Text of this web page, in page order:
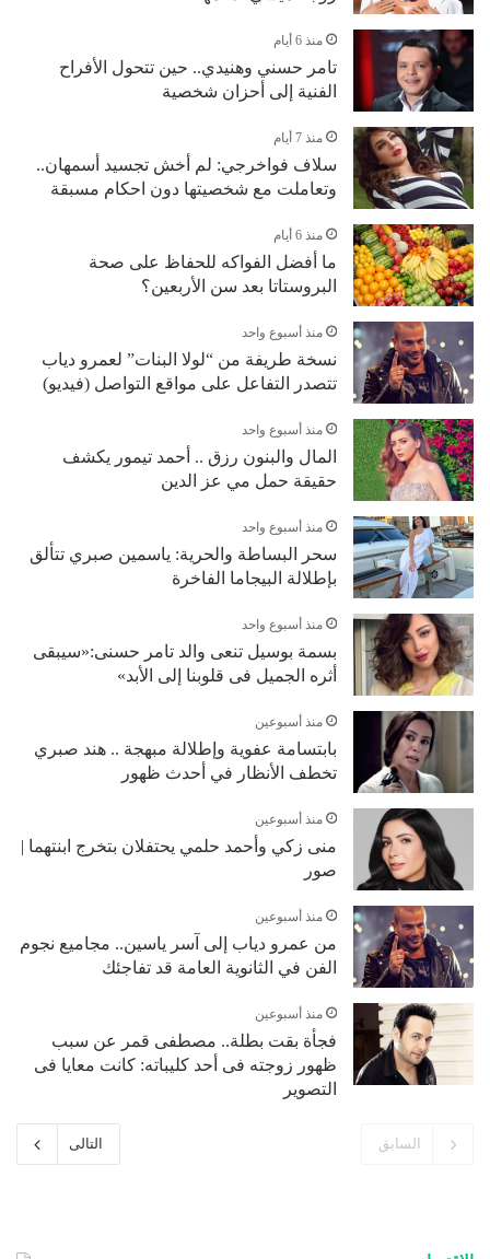
منذ 6 أيام
تامر حسني وهنيدي.. حين تتحول الأفراح
الفنية إلى أحزان شخصية
منذ 7 أيام
سلاف فواخرجي: لم أخش تجسيد أسمهان..
وتعاملت مع شخصيتها دون احكام مسبقة
منذ 6 أيام
ما أفضل الفواكه للحفاظ على صحة
البروستاتا بعد سن الأربعين؟
منذ أسبوع واحد
نسخة طريفة من “لولا البنات” لعمرو دياب
تتصدر التفاعل على مواقع التواصل (فيديو)
منذ أسبوع واحد
المال والبنون رزق .. أحمد تيمور يكشف
حقيقة حمل مي عز الدين
منذ أسبوع واحد
سحر البساطة والحرية: ياسمين صبري تتألق
بإطلالة البيجاما الفاخرة
منذ أسبوع واحد
بسمة بوسيل تنعى والد تامر حسنى:«سيبقى
أثره الجميل فى قلوبنا إلى الأبد»
منذ أسبوعين
بابتسامة عفوية وإطلالة مبهجة .. هند صبري
تخطف الأنظار في أحدث ظهور
منذ أسبوعين
منى زكي وأحمد حلمي يحتفلان بتخرج ابنتهما |
صور
منذ أسبوعين
من عمرو دياب إلى آسر ياسين.. مجاميع نجوم
الفن في الثانوية العامة قد تفاجئك
منذ أسبوعين
فجأة بقت بطلة.. مصطفى قمر عن سبب
ظهور زوجته فى أحد كليباته: كانت معايا فى
التصوير
السابق التالى